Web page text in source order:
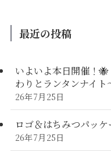
最近の投稿
いよいよ本日開催！
わりとランタンナイト
26年7月25日
ロゴ＆はちみつパッ
26年7月25日